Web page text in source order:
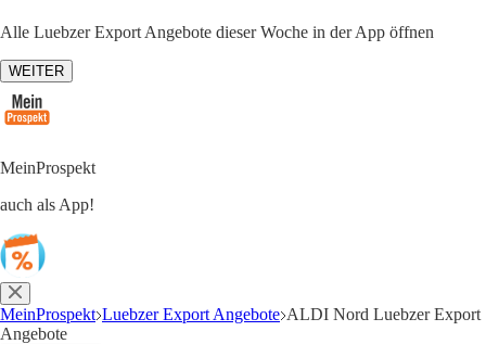
Alle Luebzer Export Angebote dieser Woche in der App öffnen
WEITER
MeinProspekt
auch als App!
MeinProspekt Luebzer Export Angebote ALDI Nord Luebzer Export
Angebote